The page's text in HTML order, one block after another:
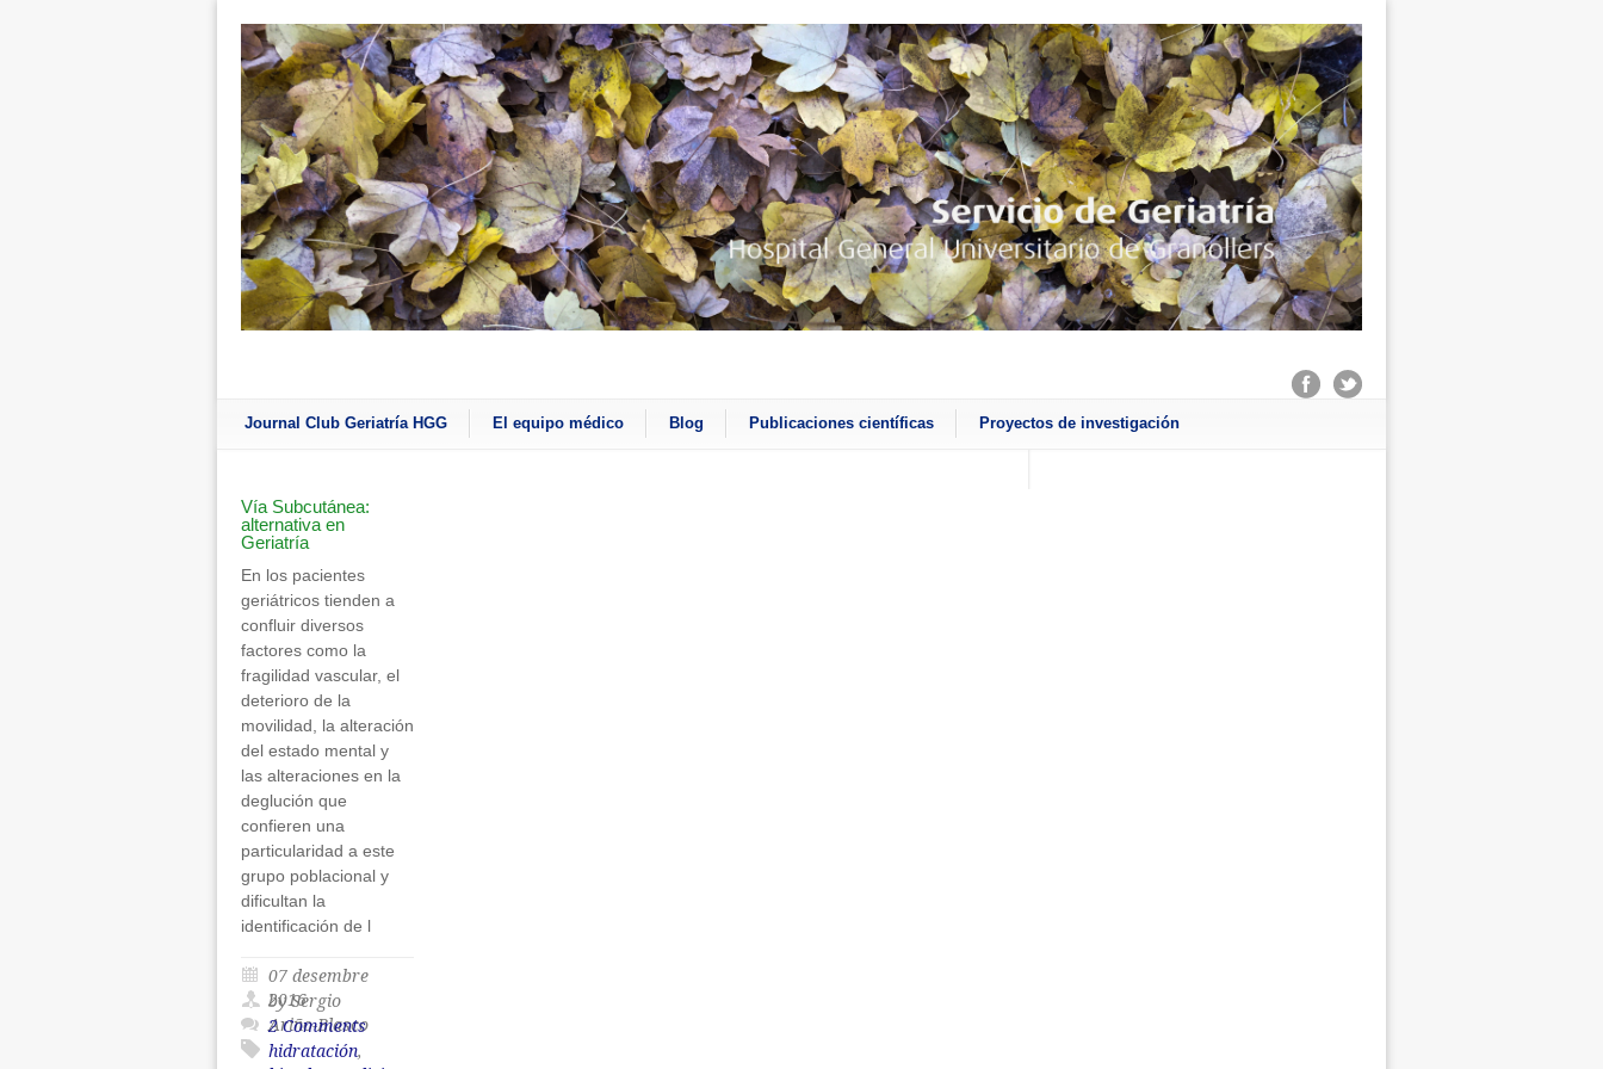
Journal Club Geriatría HGG El equipo médico Blog Publicaciones científicas Proyectos de investigación
Vía Subcutánea:
alternativa en
Geriatría
En los pacientes
geriátricos tienden a
confluir diversos
factores como la
fragilidad vascular, el
deterioro de la
movilidad, la alteración
del estado mental y
las alteraciones en la
deglución que
confieren una
particularidad a este
grupo poblacional y
dificultan la
identificación de l
07 desembre
2016
by Sergio
Ariño-Blasco
2 Comments
hidratación,